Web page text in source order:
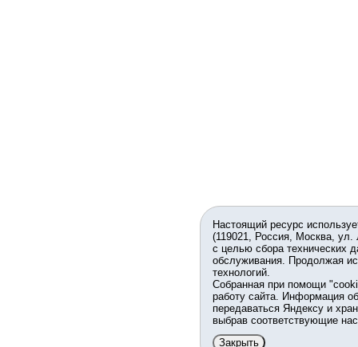
Настоящий ресурс
(119021, Россия, Москва,
с целью сбора технических
обслуживания. Продолжая
технологий.
Собранная при помощи
работу сайта. Информация
передаваться Яндексу и
выбрав соответствующие
Закрыть